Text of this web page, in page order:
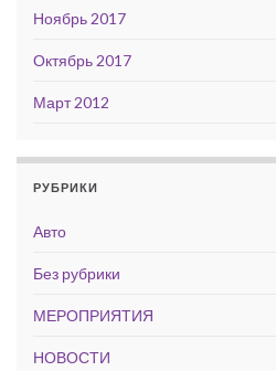
Ноябрь 2017
Октябрь 2017
Март 2012
РУБРИКИ
Авто
Без рубрики
МЕРОПРИЯТИЯ
НОВОСТИ